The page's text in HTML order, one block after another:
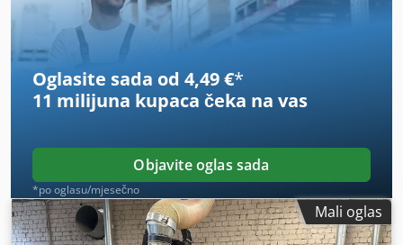
Oglasite sada od 4,49 €*
11 milijuna kupaca čeka na vas
Objavite oglas sada
*po oglasu/mjesečno
Mali oglas